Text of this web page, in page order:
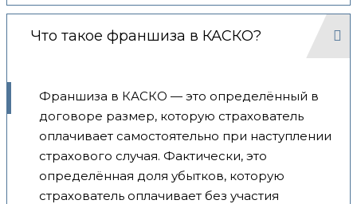
Что такое франшиза в КАСКО?
Франшиза в КАСКО — это определённый в
договоре размер, которую страхователь
оплачивает самостоятельно при наступлении
страхового случая. Фактически, это
определённая доля убытков, которую
страхователь оплачивает без участия